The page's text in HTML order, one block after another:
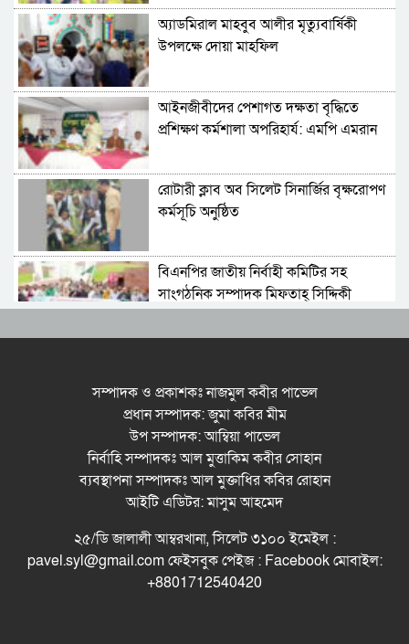
অ্যাডমিরাল মাহবুব আলীর মৃত্যুবার্ষিকী
উপলক্ষে দোয়া মাহফিল
‎আইনজীবীদের পেশাগত দক্ষতা বৃদ্ধিতে
প্রশিক্ষণ কর্মশালা অপরিহার্য: এমপি এমরান
রোটারী ক্লাব অব সিলেট সিনার্জির বৃক্ষরোপণ
কর্মসূচি অনুষ্ঠিত
বিএনপির জাতীয় নির্বাহী কমিটির সহ
সাংগঠনিক সম্পাদক মিফতাহ্ সিদ্দিকী
ইসলাম বলেছেন
সিলেটে গ্যাস সংকট নিয়ে যা বলল
জালালাবাদ
অঙ্গীকারে নতুন দিগন্তে মেট্রোপলিটন
ইউনিভার্সিটি রিসার্চ সোসাইটি
সম্পাদক ও প্রকাশকঃ নাজমুল কবীর পাভেল
প্রধান সম্পাদক: জুমা কবির মীম
উপ সম্পাদক: আম্বিয়া পাভেল
নির্বাহি সম্পাদকঃ আল মুত্তাকিম কবীর সোহান
ব্যবস্থাপনা সম্পাদকঃ আল মুক্তাধির কবির রোহান
আইটি এডিটর: মাসুম আহমেদ
২৫/ডি জালালী আম্বরখানা, সিলেট ৩১০০ ইমেইল :
pavel.syl@gmail.com ফেইসবুক পেইজ : Facebook মোবাইল:
+8801712540420